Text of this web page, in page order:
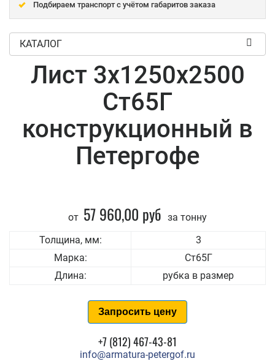
Подбираем транспорт с учётом габаритов заказа
КАТАЛОГ
Лист 3x1250x2500
Ст65Г
конструкционный в
Петергофе
от 57 960,00 руб за тонну
Толщина, мм:
3
Марка:
Ст65Г
Длина:
рубка в размер
Запросить цену
+7 (812) 467-43-81
info@armatura-petergof.ru